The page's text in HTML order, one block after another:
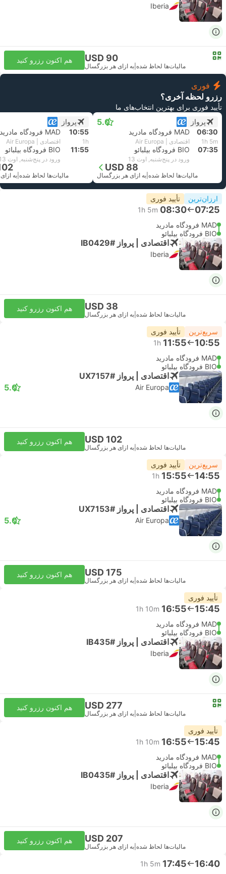
Iberia
USD 90
مالیات‌ها لحاظ شده به ازای هر بزرگسال
هم اکنون رزرو کنید
فوری
رزرو لحظه آخری؟
تأیید فوری برای بهترین انتخاب‌های ما
پرواز
5.0
06:30 MAD فرودگاه مادرید
1h 5m اقتصادی | Air Europa
07:35 BIO فرودگاه بیلبائو
ورود در پنج‌شنبه, اوت 13
USD 88
مالیات‌ها لحاظ شده به ازای هر بزرگسال
پرواز
10:55
MAD فرودگاه مادرید
1h اقتصادی | Air Europa
11:55 BIO فرودگاه بیلبائو
ورود در پنج‌شنبه, اوت 13
مالیات‌ها لحاظ شده به
ارزان‌ترین تأیید فوری
07:25
08:30
1h 5m
MAD فرودگاه مادرید
BIO فرودگاه بیلبائو
اقتصادی | پرواز #IB0429
Iberia
USD 38
مالیات‌ها لحاظ شده به ازای هر بزرگسال
هم اکنون رزرو کنید
سریع‌ترین تأیید فوری
10:55
11:55
1h
MAD فرودگاه مادرید
BIO فرودگاه بیلبائو
اقتصادی | پرواز #UX7157
Air Europa
5.0
USD 102
مالیات‌ها لحاظ شده به ازای هر بزرگسال
هم اکنون رزرو کنید
سریع‌ترین تأیید فوری
14:55
15:55
1h
MAD فرودگاه مادرید
BIO فرودگاه بیلبائو
اقتصادی | پرواز #UX7153
Air Europa
5.0
USD 175
مالیات‌ها لحاظ شده به ازای هر بزرگسال
هم اکنون رزرو کنید
تأیید فوری
15:45
16:55
1h 10m
MAD فرودگاه مادرید
BIO فرودگاه بیلبائو
اقتصادی | پرواز #IB435
Iberia
USD 277
مالیات‌ها لحاظ شده به ازای هر بزرگسال
هم اکنون رزرو کنید
تأیید فوری
15:45
16:55
1h 10m
MAD فرودگاه مادرید
BIO فرودگاه بیلبائو
اقتصادی | پرواز #IB0435
Iberia
USD 207
مالیات‌ها لحاظ شده به ازای هر بزرگسال
هم اکنون رزرو کنید
16:40
17:45
1h 5m